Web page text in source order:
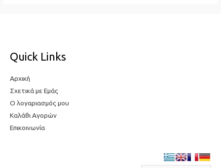
Quick Links
Αρχική
Σχετικά με Εμάς
Ο λογαριασμός μου
Καλάθι Αγορών
Επικοινωνία